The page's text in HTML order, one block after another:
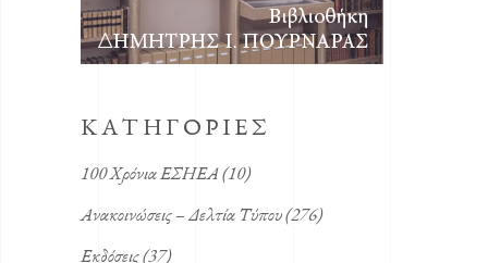
KΑΤΗΓΟΡΙΕΣ
100 Χρόνια ΕΣΗΕΑ(10)
Ανακοινώσεις – Δελτία Τύπου(276)
Εκδόσεις(37)